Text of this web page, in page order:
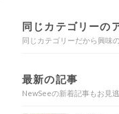
同じカテゴリーの
同じカテゴリーだから興味
最新の記事
NewSeeの新着記事もお見